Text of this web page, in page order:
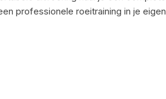
professionele roeitraining in je eigen